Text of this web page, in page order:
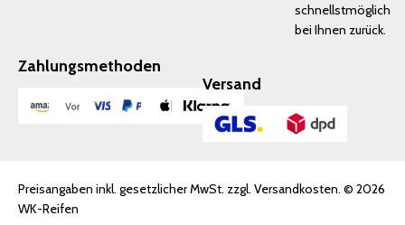
schnellstmöglich
bei Ihnen zurück.
Zahlungsmethoden
Versand
Preisangaben inkl. gesetzlicher MwSt. zzgl. Versandkosten. © 2026
WK-Reifen